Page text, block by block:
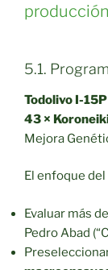
5.1.
Todolivo I-15P
43 ×
Mejora
El enfoque
Evaluar más de
Pedro Abad